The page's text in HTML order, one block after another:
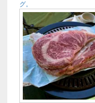
グ。